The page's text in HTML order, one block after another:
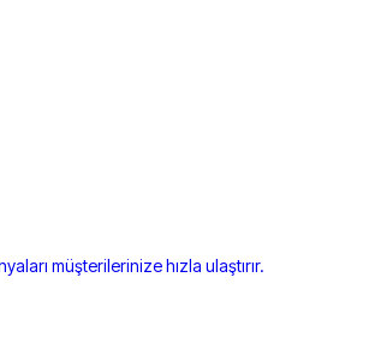
müşterilerinize hızla ulaştırır.